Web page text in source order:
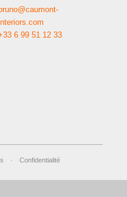
bruno@caumont-
6 99 51 12 33
· Confidentialité